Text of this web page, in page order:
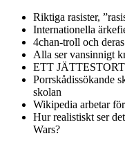
Riktiga rasister,
Internationella
4chan-troll och
Alla ser vansinnigt
ETT
Porrskådissökande
skolan
Wikipedia arbetar
Hur realistiskt ser
Wars?